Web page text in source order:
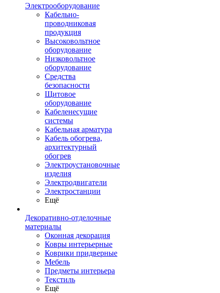
Электрооборудование
Кабельно-
проводниковая
продукция
Высоковольтное
оборудование
Низковольтное
оборудование
Средства
безопасности
Щитовое
оборудование
Кабеленесущие
системы
Кабельная арматура
Кабель обогрева,
архитектурный
обогрев
Электроустановочные
изделия
Электродвигатели
Электростанции
Ещё
Декоративно-отделочные
материалы
Оконная декорация
Ковры интерьерные
Коврики придверные
Мебель
Предметы интерьера
Текстиль
Ещё